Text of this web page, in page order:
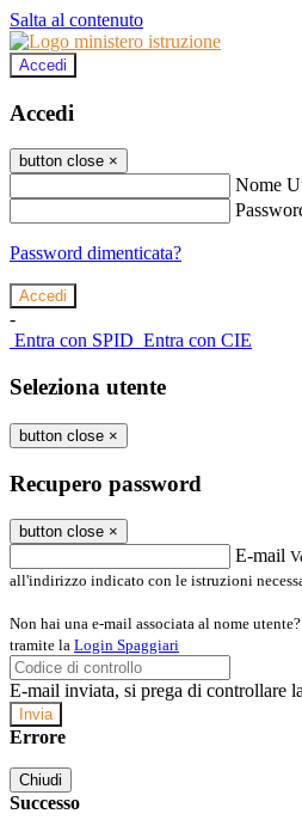
Salta al contenuto
Accedi
Accedi
button close ×
Nome
Password dimenticata?
-
Entra con SPID Entra con CIE
Seleziona utente
button close ×
Recupero password
button close ×
E-mail
all'indirizzo indicato con le istruzioni
Non hai una e-mail associata al nome
tramite la Login Spaggiari
E-mail inviata, si prega di controllare
Errore
Chiudi
Successo